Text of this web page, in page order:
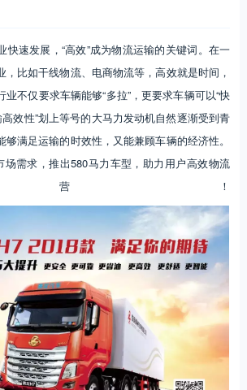
快速发展，“高效”成为物流运输的关键词。在一
，比如干线物流、电商物流等，高效就是时间，
不仅要求车辆能够“多拉”，更要求车辆可以“快
高效性”划上等号的大马力发动机自然逐渐受到青
满足运输的时效性，又能兼顾车辆的经济性。
需求，推出580马力车型，助力用户高效物流
营！